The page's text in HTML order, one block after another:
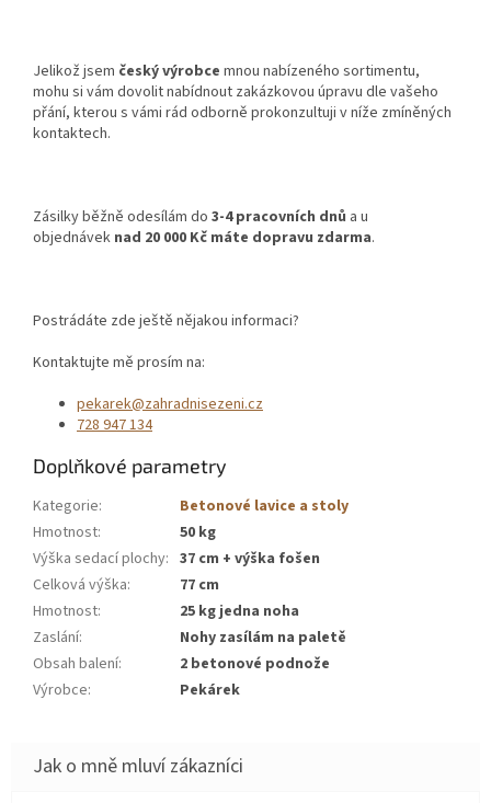
Jelikož jsem český výrobce mnou nabízeného sortimentu,
mohu si vám dovolit nabídnout zakázkovou úpravu dle vašeho
přání, kterou s vámi rád odborně prokonzultuji v níže zmíněných
kontaktech.
Zásilky běžně odesílám do 3-4 pracovních dnů a u
objednávek nad 20 000 Kč máte dopravu zdarma.
Postrádáte zde ještě nějakou informaci?
Kontaktujte mě prosím na:
pekarek@zahradnisezeni.cz
728 947 134
Doplňkové parametry
Kategorie:
Betonové lavice a stoly
Hmotnost:
50 kg
Výška sedací plochy: 37 cm + výška fošen
Celková výška:
77 cm
Hmotnost:
25 kg jedna noha
Zaslání:
Nohy zasílám na paletě
Obsah balení:
2 betonové podnože
Výrobce: Pekárek